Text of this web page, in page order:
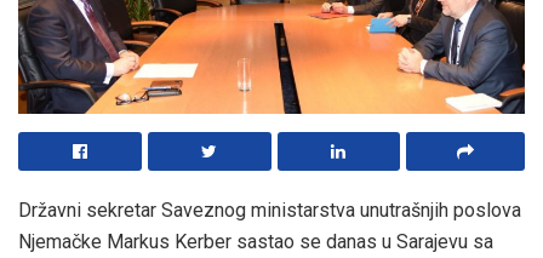
Državni sekretar Saveznog ministarstva unutrašnjih poslova
Njemačke Markus Kerber sastao se danas u Sarajevu sa